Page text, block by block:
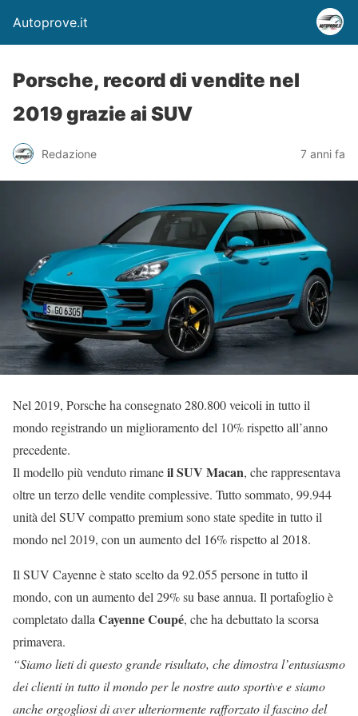
Autoprove.it
Porsche, record di vendite nel
2019 grazie ai SUV
Redazione 7 anni fa
Nel 2019, Porsche ha consegnato 280.800 veicoli in tutto il
mondo registrando un miglioramento del 10% rispetto all’anno
precedente.
Il modello più venduto rimaneil SUV Macan, che rappresentava
oltre un terzo delle vendite complessive. Tutto sommato, 99.944
unità del SUV compatto premium sono state spedite in tutto il
mondo nel 2019, con un aumento del 16% rispetto al 2018.
Il SUV Cayenne è stato scelto da 92.055 persone in tutto il
mondo, con un aumento del 29% su base annua. Il portafoglio è
completato dalla CayenneCoupé, che ha debuttato la scorsa
primavera.
“Siamo lieti di questo grande risultato, che dimostra l’entusiasmo
dei clienti in tutto il mondo per le nostre auto sportive e siamo
anche orgogliosi di aver ulteriormente rafforzato il fascino del